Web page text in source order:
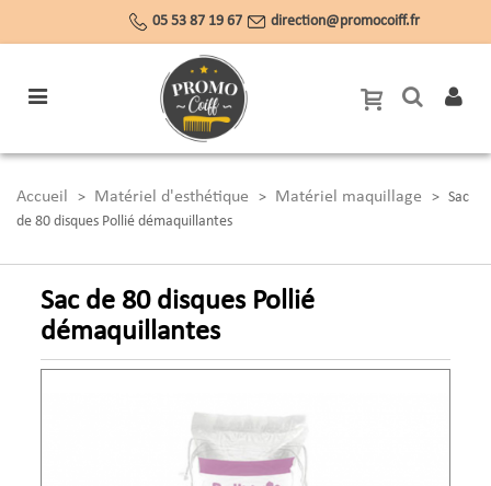
05 53 87 19 67 direction@promocoiff.fr
Accueil > Matériel d'esthétique > Matériel maquillage > Sac
de 80 disques Pollié démaquillantes
Sac de 80 disques Pollié
démaquillantes